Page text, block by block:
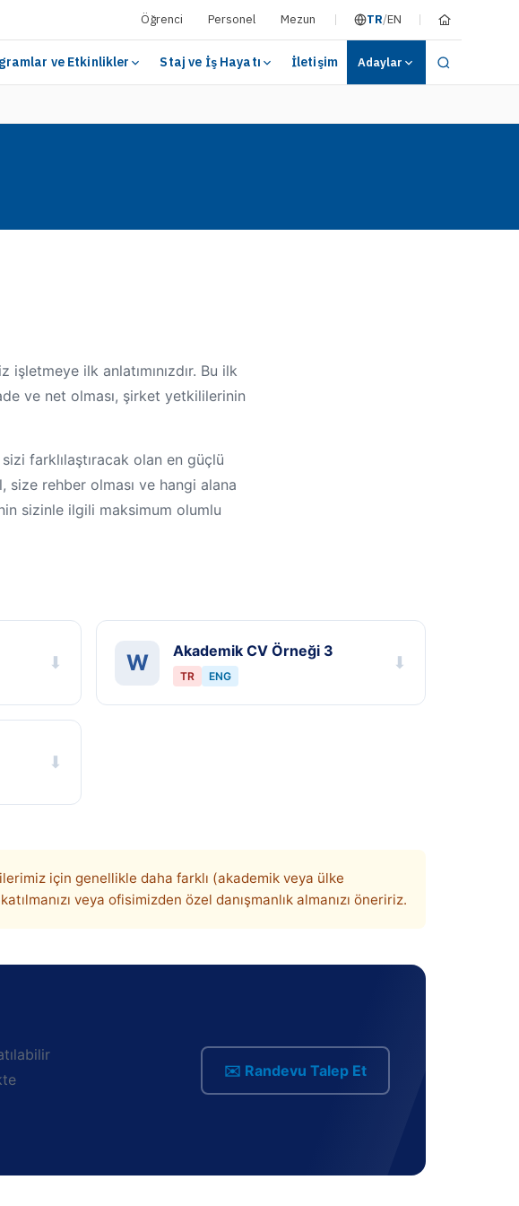
Öğrenci Personel Mezun TR/EN
ve Etkinlikler Staj ve İş Hayatı İletişim Adaylar
ilk anlatımınızdır. Bu ilk
ve net olması, şirket yetkililerinin
farklılaştıracak olan en güçlü
rehber olması ve hangi alana
sizinle ilgili maksimum olumlu
⬇ W Akademik CV Örneği 3
TR ENG
⬇
⬇
için genellikle daha farklı (akademik veya ülke
veya ofisimizden özel danışmanlık almanızı öneririz.
✉️ Randevu Talep Et